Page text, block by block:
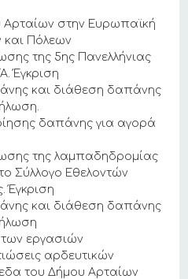
Αρταίων στην Ευρωπαϊκή
και Πόλεων
της 5ης Πανελλήνιας
Έγκριση
και διάθεση δαπάνης
δαπάνης για αγορά
της λαμπαδηδρομίας
Σύλλογο Εθελοντών
Έγκριση
και διάθεση δαπάνης
των εργασιών
αρδευτικών
του Δήμου Αρταίων